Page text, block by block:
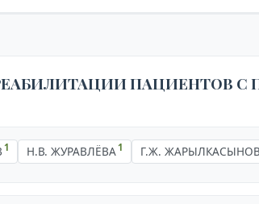
ПАЦИЕНТОВ
1 Н.В. ЖУРАВЛЁВА1 Г.Ж.